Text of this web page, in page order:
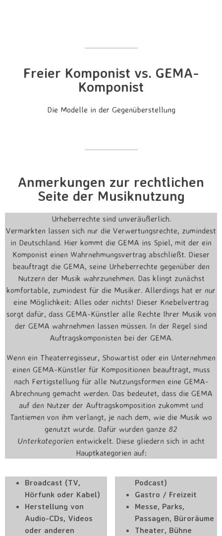
Freier Komponist vs. GEMA-
Komponist
Die Modelle in der Gegenüberstellung
Anmerkungen zur rechtlichen
Seite der Musiknutzung
Urheberrechte sind unveräußerlich.
Vermarkten lassen sich nur die Verwertungsrechte, zumindest
in Deutschland. Hier kommt die GEMA ins Spiel, mit der ein
Komponist einen Wahrnehmungsvertrag abschließt. Dieser
beauftragt die GEMA, seine Urheberrechte gegenüber den
Nutzern der Musik wahrzunehmen. Das klingt zunächst
komfortable, zumindest für die Musiker. Allerdings hat er nur
eine Möglichkeit: Alles oder nichts! Dieser Knebelvertrag
sorgt dafür, dass GEMA-Künstler alle Rechte Ihrer Musik von
der GEMA wahrnehmen lassen müssen. In der Regel sind
Auftragskomponisten bei der GEMA.
Wenn ein Theaterregisseur, Showartist oder ein Unternehmen
einen GEMA-Künstler für Kompositionen beauftragt, muss
nach Fertigstellung für alle Nutzungsformen eine GEMA-
Abrechnung gemacht werden. Das bedeutet, dass die GEMA
auf den Nutzer der Auftragskomposition zukommt und
Tantiemen von ihm verlangt, je nach dem, wie die Musik wo
genutzt wurde. Dafür wurden ganze 82
Unterkategorien entwickelt. Diese gliedern sich in acht
Hauptkategorien auf:
Broadcast (TV,
Hörfunk oder Kabel)
Herstellung von
Audio-CDs, Videos
oder anderen
Podcast)
Gastro / Freizeit
Messe, Parks,
Passagen, Büroräume
Theater, Bühne